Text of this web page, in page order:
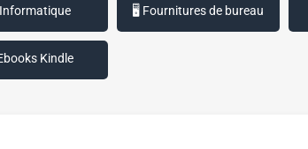
🖥️ Fournitures de bureau
Kindle